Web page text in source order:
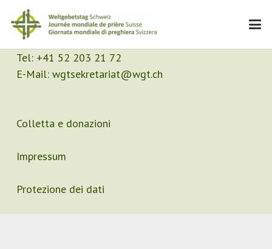
Contatto
Segretariato
Tel: +41 52 203 21 72
E-Mail: wgtsekretariat@wgt.ch
Colletta e donazioni
Impressum
Protezione dei dati